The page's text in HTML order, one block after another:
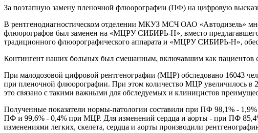
За поэтапную замену пленочной флюорографии (ПФ) на цифровую
В рентгенодиагностическом отделении МКУЗ МСЧ ОАО «Автодизель»
флюорографов был заменен на «МЦРУ СИБИРЬ-Н», вместо
традиционного флюорографического аппарата и «МЦРУ СИБИРЬ-Н»,
Контингент наших больных был смешанным, включавшим как пациентов
При малодозовой цифровой рентгенографии (МЦР) обследовано 16043
при пленочной флюорографии. При этом количество МЦР увеличилось в
это связано с такими важными для обследуемых и клиницистов
Полученные показатели нормы-патологии составили при ПФ 98,1% -
ПФ и 99,6% - 0,4% при МЦР. Для изменений сердца и аорты - при ПФ
изменениями легких, скелета, сердца и аорты производили